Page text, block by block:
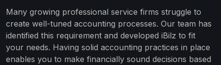
Many growing professional service firms struggle to
create well-tuned accounting processes. Our team has
identified this requirement and developed iBilz to fit
your needs. Having solid accounting practices in place
enables you to make financially sound decisions based